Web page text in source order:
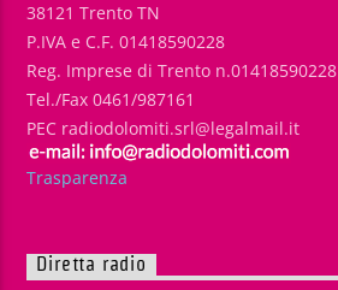
38121 Trento TN
P.IVA e C.F. 01418590228
Reg. Imprese di Trento n.01418590228
Tel./Fax 0461/987161
PEC radiodolomiti.srl@legalmail.it
Trasparenza
Diretta radio